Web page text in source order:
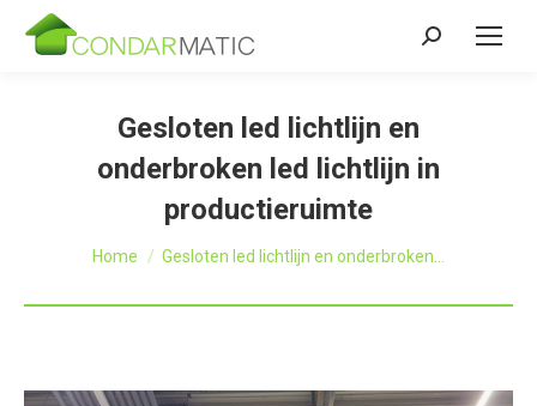
Zoeken:
Gesloten led lichtlijn en
onderbroken led lichtlijn in
productieruimte
Je bent hier:
Home Gesloten led lichtlijn en onderbroken…